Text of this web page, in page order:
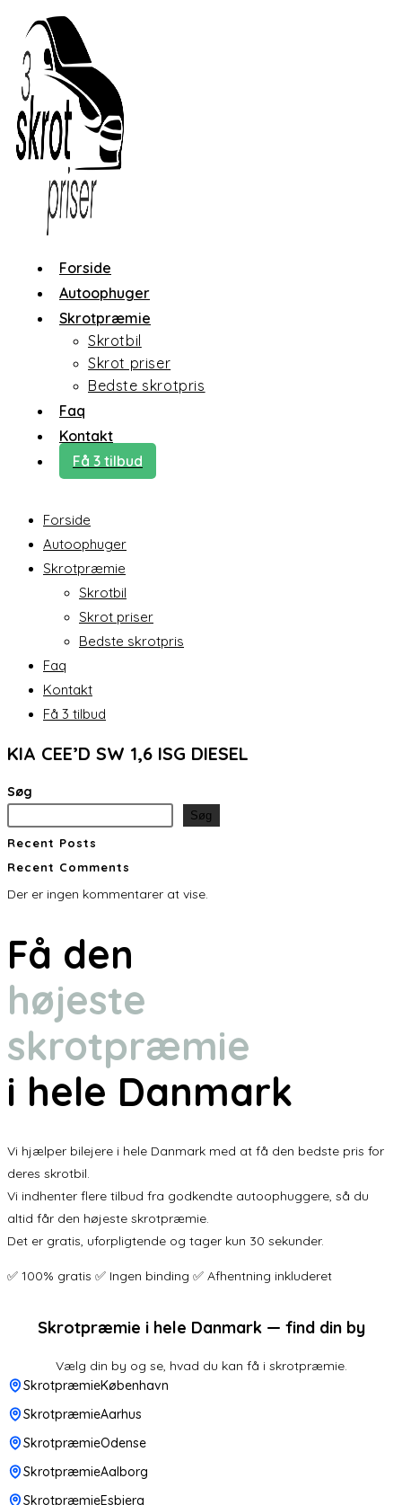
content
Forside
Autoophuger
Skrotpræmie
Skrotbil
Skrot priser
Bedste skrotpris
Faq
Kontakt
Få 3 tilbud
Forside
Autoophuger
Skrotpræmie
Skrotbil
Skrot priser
Bedste skrotpris
Faq
Kontakt
Få 3 tilbud
KIA CEE’D SW 1,6 ISG DIESEL
Søg
Søg
Recent Posts
Recent Comments
Der er ingen kommentarer at vise.
Få den
højeste
skrotpræmie
i hele Danmark
Vi hjælper bilejere i hele Danmark med at få den bedste pris for
deres skrotbil.
Vi indhenter flere tilbud fra godkendte autoophuggere, så du
altid får den højeste skrotpræmie.
Det er gratis, uforpligtende og tager kun 30 sekunder.
✅ 100% gratis ✅ Ingen binding ✅ Afhentning inkluderet
Skrotpræmie i hele Danmark — find din by
Vælg din by og se, hvad du kan få i skrotpræmie.
SkrotpræmieKøbenhavn
SkrotpræmieAarhus
SkrotpræmieOdense
SkrotpræmieAalborg
SkrotpræmieEsbjerg